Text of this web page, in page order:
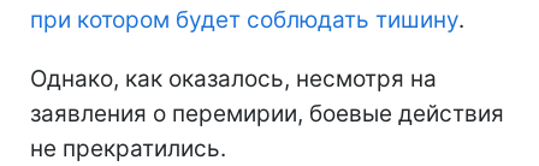
при котором будет соблюдать тишину.
Однако, как оказалось, несмотря на
заявления о перемирии, боевые действия
не прекратились.